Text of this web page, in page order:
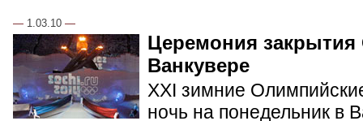
— 1.03.10 —
Церемония
Ванкувере
XXI зимние
ночь на понедельник в